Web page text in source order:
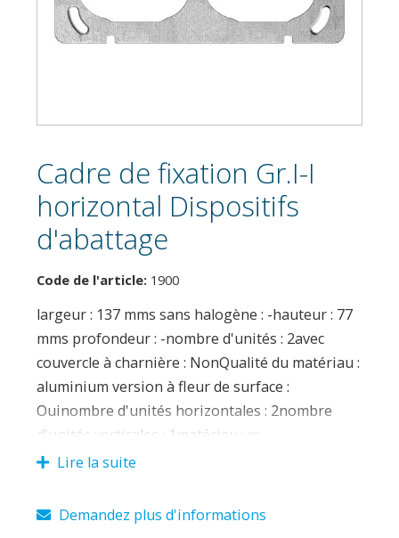
Cadre de fixation Gr.I-I
horizontal Dispositifs
d'abattage
Code de l'article: 1900
largeur : 137 mms sans halogène : -hauteur : 77
mms profondeur : -nombre d'unités : 2avec
couvercle à charnière : NonQualité du matériau :
aluminium version à fleur de surface :
Ouinombre d'unités horizontales : 2nombre
d'unités verticales : 1matériau : m
Lire la suite
Demandez plus d'informations